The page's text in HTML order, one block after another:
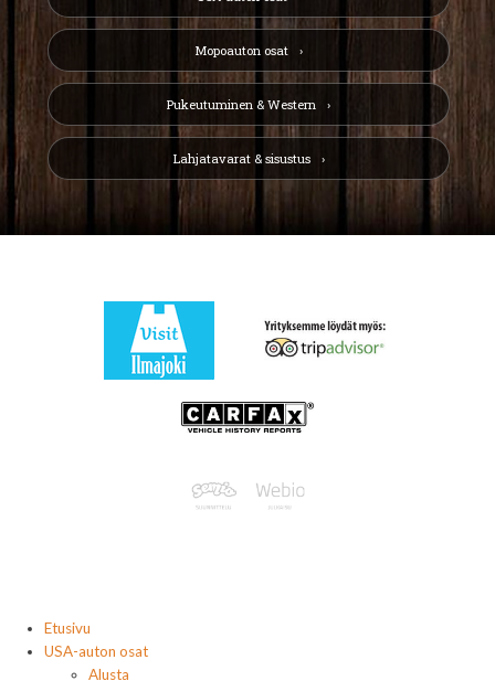
Mopoauton osat
Pukeutuminen & Western
Lahjatavarat & sisustus
Etusivu
USA-auton osat
Alusta